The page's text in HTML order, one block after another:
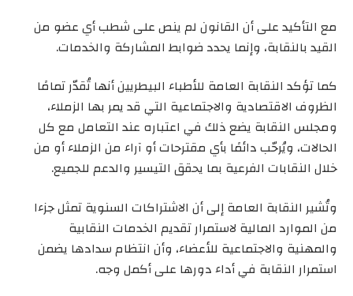
مع التأكيد على أن القانون لم ينص على شطب أي عضو من
القيد بالنقابة، وإنما يحدد ضوابط المشاركة والخدمات.
كما تؤكد النقابة العامة للأطباء البيطريين أنها تُقدّر تمامًا
الظروف الاقتصادية والاجتماعية التي قد يمر بها الزملاء،
ومجلس النقابة يضع ذلك في اعتباره عند التعامل مع كل
الحالات، ويُرحّب دائمًا بأي مقترحات أو آراء من الزملاء أو من
خلال النقابات الفرعية بما يحقق التيسير والدعم للجميع.
وتُشير النقابة العامة إلى أن الاشتراكات السنوية تمثل جزءا
من الموارد المالية لاستمرار تقديم الخدمات النقابية
والمهنية والاجتماعية للأعضاء، وأن انتظام سدادها يضمن
استمرار النقابة في أداء دورها على أكمل وجه.